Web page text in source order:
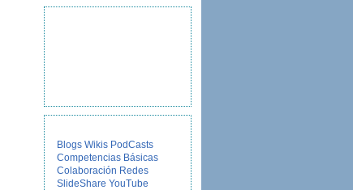
Blogs Wikis PodCasts
Competencias Básicas
Colaboración Redes
SlideShare YouTube